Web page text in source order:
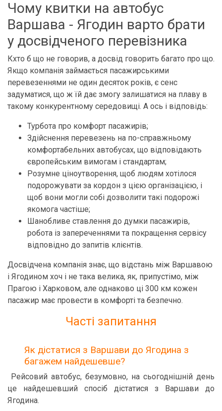
Чому квитки на автобус
Варшава - Ягодин варто брати
у досвідченого перевізника
Кхто б що не говорив, а досвід говорить багато про що.
Якщо компанія займається пасажирськими
перевезеннями не один десяток років, є сенс
задуматися, що ж їй дає змогу залишатися на плаву в
такому конкурентному середовищі. А ось і відповідь:
Турбота про комфорт пасажирів;
Здійснення перевезень на по-справжньому
комфортабельних автобусах, що відповідають
європейським вимогам і стандартам;
Розумне ціноутворення, щоб людям хотілося
подорожувати за кордон з цією організацією, і
щоб вони могли собі дозволити такі подорожі
якомога частіше;
Шанобливе ставлення до думки пасажирів,
робота із запереченнями та покращення сервісу
відповідно до запитів клієнтів.
Досвідчена компанія знає, що відстань між Варшавою
і Ягодином хоч і не така велика, як, припустімо, між
Прагою і Харковом, але однаково ці 300 км кожен
пасажир має провести в комфорті та безпечно.
Часті запитання
Як дістатися з Варшави до Ягодина з
багажем найдешевше?
Рейсовий автобус, безумовно, на сьогоднішній день
це найдешевший спосіб дістатися з Варшави до
Ягодина.